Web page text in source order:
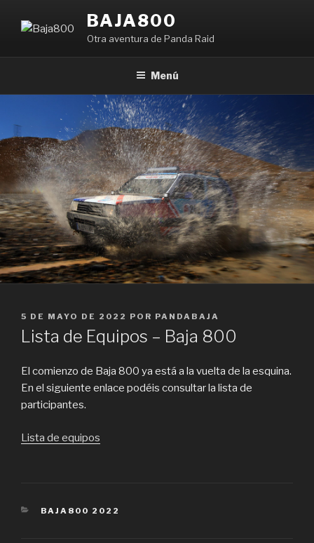
BAJA800
Otra aventura de Panda Raid
Menú
PUBLICADO
EL
5 DE MAYO DE 2022 POR PANDABAJA
Lista de Equipos – Baja 800
El comienzo de Baja 800 ya está a la vuelta de la esquina.
En el siguiente enlace podéis consultar la lista de
participantes.
Lista de equipos
CATEGORÍAS
BAJA800 2022